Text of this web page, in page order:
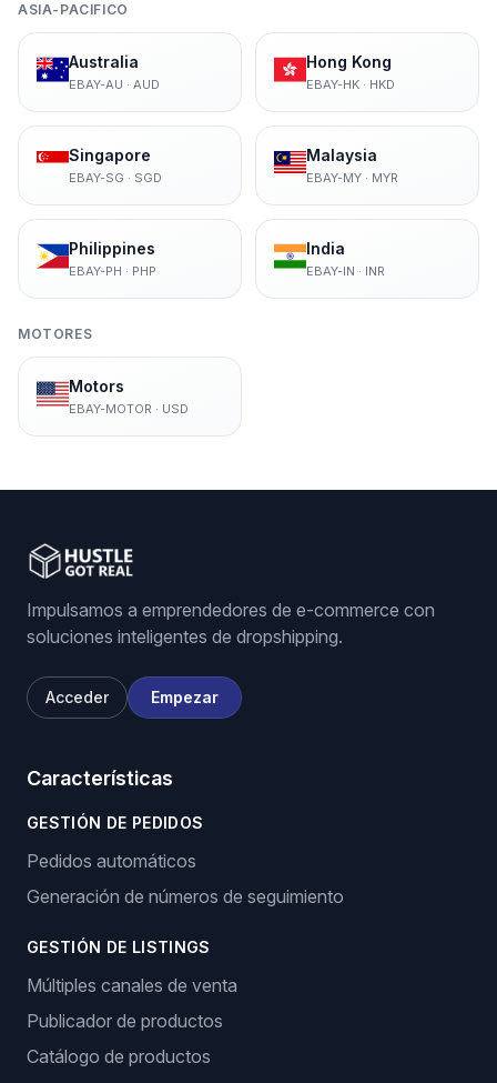
ASIA-PACIFICO
Australia
EBAY-AU · AUD
Hong Kong
EBAY-HK· HKD
Singapore
EBAY-SG · SGD
Malaysia
EBAY-MY· MYR
Philippines
EBAY-PH · PHP
India
EBAY-IN · INR
MOTORES
Motors
EBAY-MOTOR · USD
Impulsamos a emprendedores de e-commerce con
soluciones inteligentes de dropshipping.
Acceder Empezar
Características
GESTIÓN DE PEDIDOS
Pedidos automáticos
Generación de números de seguimiento
GESTIÓN DE LISTINGS
Múltiples canales de venta
Publicador de productos
Catálogo de productos